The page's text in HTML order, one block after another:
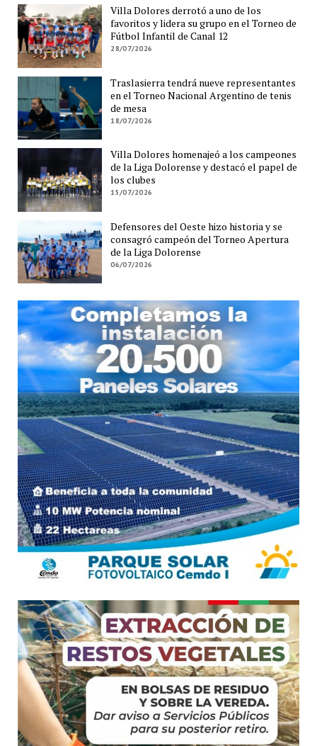
Villa Dolores derrotó a uno de los
favoritos y lidera su grupo en el Torneo de
Fútbol Infantil de Canal 12
28/07/2026
Traslasierra tendrá nueve representantes
en el Torneo Nacional Argentino de tenis
de mesa
18/07/2026
Villa Dolores homenajeó a los campeones
de la Liga Dolorense y destacó el papel de
los clubes
15/07/2026
Defensores del Oeste hizo historia y se
consagró campeón del Torneo Apertura
de la Liga Dolorense
06/07/2026